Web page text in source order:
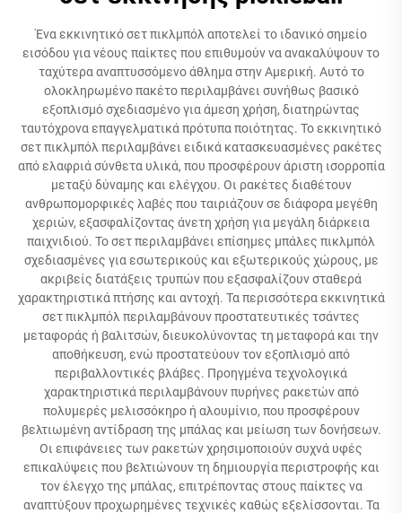
Ένα εκκινητικό σετ πικλμπόλ αποτελεί το ιδανικό σημείο
εισόδου για νέους παίκτες που επιθυμούν να ανακαλύψουν το
ταχύτερα αναπτυσσόμενο άθλημα στην Αμερική. Αυτό το
ολοκληρωμένο πακέτο περιλαμβάνει συνήθως βασικό
εξοπλισμό σχεδιασμένο για άμεση χρήση, διατηρώντας
ταυτόχρονα επαγγελματικά πρότυπα ποιότητας. Το εκκινητικό
σετ πικλμπόλ περιλαμβάνει ειδικά κατασκευασμένες ρακέτες
από ελαφριά σύνθετα υλικά, που προσφέρουν άριστη ισορροπία
μεταξύ δύναμης και ελέγχου. Οι ρακέτες διαθέτουν
ανθρωπομορφικές λαβές που ταιριάζουν σε διάφορα μεγέθη
χεριών, εξασφαλίζοντας άνετη χρήση για μεγάλη διάρκεια
παιχνιδιού. Το σετ περιλαμβάνει επίσημες μπάλες πικλμπόλ
σχεδιασμένες για εσωτερικούς και εξωτερικούς χώρους, με
ακριβείς διατάξεις τρυπών που εξασφαλίζουν σταθερά
χαρακτηριστικά πτήσης και αντοχή. Τα περισσότερα εκκινητικά
σετ πικλμπόλ περιλαμβάνουν προστατευτικές τσάντες
μεταφοράς ή βαλιτσών, διευκολύνοντας τη μεταφορά και την
αποθήκευση, ενώ προστατεύουν τον εξοπλισμό από
περιβαλλοντικές βλάβες. Προηγμένα τεχνολογικά
χαρακτηριστικά περιλαμβάνουν πυρήνες ρακετών από
πολυμερές μελισσόκηρο ή αλουμίνιο, που προσφέρουν
βελτιωμένη αντίδραση της μπάλας και μείωση των δονήσεων.
Οι επιφάνειες των ρακετών χρησιμοποιούν συχνά υφές
επικαλύψεις που βελτιώνουν τη δημιουργία περιστροφής και
τον έλεγχο της μπάλας, επιτρέποντας στους παίκτες να
αναπτύξουν προχωρημένες τεχνικές καθώς εξελίσσονται. Τα